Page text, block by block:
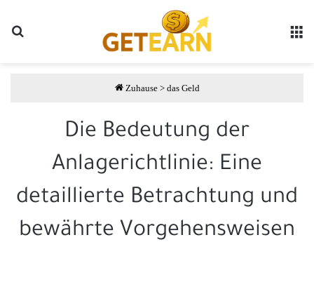
Zuhause > das Geld
Die Bedeutung der
Anlagerichtlinie: Eine
detaillierte Betrachtung und
bewährte Vorgehensweisen